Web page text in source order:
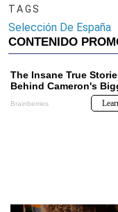
TAGS
Selección De España